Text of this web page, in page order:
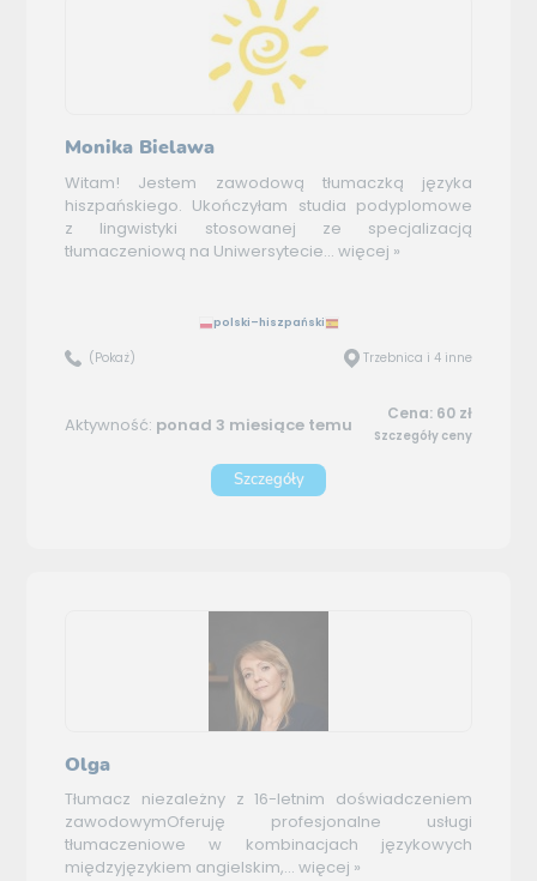
Monika Bielawa
Witam! Jestem zawodową tłumaczką języka
hiszpańskiego. Ukończyłam studia podyplomowe
z lingwistyki stosowanej ze specjalizacją
tłumaczeniową na Uniwersytecie... więcej »
polski–hiszpański
(Pokaż) Trzebnica i 4 inne
Aktywność: ponad 3 miesiące temu Cena: 60 zł
Szczegóły ceny
Szczegóły
Olga
Tłumacz niezależny z 16-letnim doświadczeniem
zawodowymOferuję profesjonalne usługi
tłumaczeniowe w kombinacjach językowych
międzyjęzykiem angielskim,... więcej »